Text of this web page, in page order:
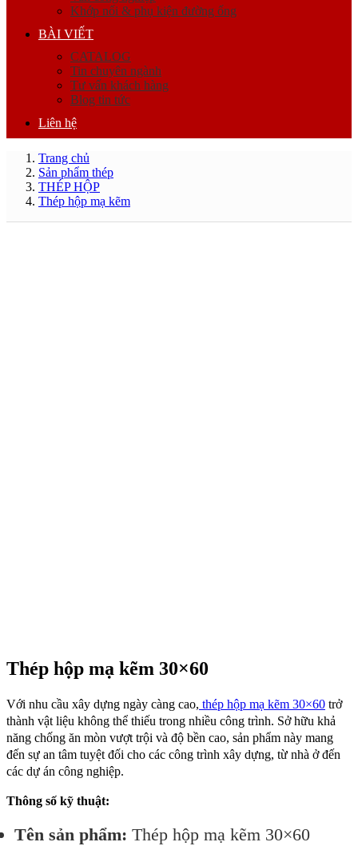
Khớp nối & phụ kiện đường ống
BÀI VIẾT
CATALOG
Tin chuyên ngành
Tư vấn khách hàng
Blog tin tức
Liên hệ
Trang chủ
Sản phẩm thép
THÉP HỘP
Thép hộp mạ kẽm
Thép hộp mạ kẽm 30×60
Với nhu cầu xây dựng ngày càng cao, thép hộp mạ kẽm 30×60 trở
thành vật liệu không thể thiếu trong nhiều công trình. Sở hữu khả
năng chống ăn mòn vượt trội và độ bền cao, sản phẩm này mang
đến sự an tâm tuyệt đối cho các công trình xây dựng, từ nhà ở đến
các dự án công nghiệp.
Thông số kỹ thuật:
Tên sản phẩm: Thép hộp mạ kẽm 30×60